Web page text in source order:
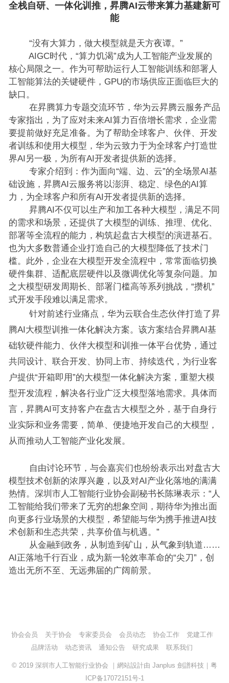
全栈自研、一体化训推，昇腾AI云带来算力基建新可
能
“没有大算力，做大模型就是天方夜谭。”
AIGC时代，“算力饥渴”成为人工智能产业发展的
核心局限之一。作为可帮助运行人工智能训练和部署人
工智能算法的关键硬件，GPU的市场供应正面临巨大的
缺口。
在昇腾算力专题交流环节，华为云昇腾云服务产品
专家指出，为了应对未来AI算力百倍增长需求，企业需
要提前做好充足准备。为了帮助全球客户、伙伴、开发
者训练和使用大模型，华为云致力于为全球客户打造世
界AI另一极，为所有AI开发者提供新的选择。
专家介绍到：作为面向“端、边、云”的全场景AI基
础设施，昇腾AI云服务将以澎湃、稳定、绿色的AI算
力，为全球客户和所有AI开发者提供新的选择。
昇腾AI不仅可以生产和加工各种大模型，满足不同
的需求和场景，还提供了大模型的训练、推理、优化、
部署等全流程的能力，构筑起盘古大模型的演进基石。
也为大多数普通企业打造自己的大模型降低了技术门
槛。此外，企业在大模型开发全流程中，常常面临切换
硬件集群、适配底层硬件以及微调优化等复杂问题。加
之大模型研发周期长、部署门槛高等系列挑战，“攒机”
式开发手段难以满足需求。
针对前述行业痛点，华为云联合生态伙伴打造了昇
腾AI大模型训推一体化解决方案。该方案结合昇腾AI基
础软硬件能力、伙伴大模型和训推一体平台优势，通过
共同设计、联合开发、协同上市、持续迭代，为行业客
户提供“开箱即用”的大模型一体化解决方案，重塑大模
型开发流程，解决各行业广泛大模型落地需求。具体而
言，昇腾AI可支持客户在盘古大模型之外，基于自身行
业实际和业务需要，简单、便捷地开发自己的大模型，
从而推动人工智能产业化发展。
自由讨论环节，与会嘉宾们也纷纷表示出对盘古大
模型技术创新的浓厚兴趣，以及对AI产业化落地的满满
热情。深圳市人工智能行业协会副秘书长陈琳表示：“人
工智能给我们带来了无穷的想象空间，期待华为推出面
向更多行业场景的大模型，希望能与华为携手推进AI技
术创新和生态共荣，共享价值与机遇。”
从金融到政务，从制造到矿山，从气象到轨道……
AI正落地千行百业，成为新一轮效率革命的“尖刀”，创
造出无所不至、无远弗届的广阔前景。
协会会员 关于协会 专家委员会 会员动态 协会工作
党建工作
品牌活动
动态资讯 通知公告 研究成果 联系我们
© 2019 深圳市人工智能行业协会 ｜網站設計由 Janplus 劍譜科技
粤
ICP备17072151号-1